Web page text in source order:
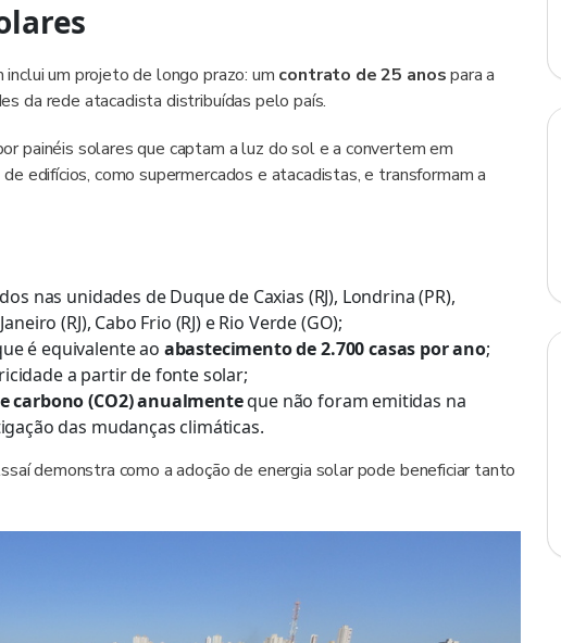
um projeto de longo prazo: um contrato de 25 anospara a
da rede atacadista distribuídas pelo país.
painéis solares que captam a luz do sol e a convertem em
edifícios, como supermercados e atacadistas, e transformam a
nas unidades de Duque de Caxias (RJ), Londrina (PR),
(RJ), Cabo Frio (RJ) e Rio Verde (GO);
é equivalente ao abastecimento de 2.700 casas por ano;
a partir de fonte solar;
carbono (CO2) anualmenteque não foram emitidas na
das mudanças climáticas.
demonstra como a adoção de energia solar pode beneficiar tanto